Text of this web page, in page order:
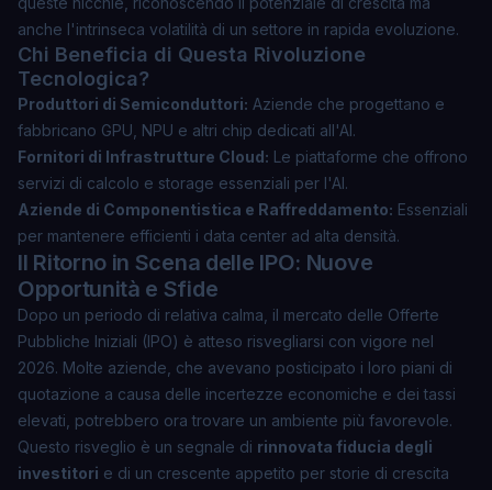
anche l'intrinseca volatilità di un settore in rapida evoluzione.
Chi Beneficia di Questa Rivoluzione
Tecnologica?
Produttori di Semiconduttori: Aziende che progettano e
fabbricano GPU, NPU e altri chip dedicati all'AI.
Fornitori di Infrastrutture Cloud: Le piattaforme che offrono
servizi di calcolo e storage essenziali per l'AI.
Aziende di Componentistica e Raffreddamento: Essenziali
per mantenere efficienti i data center ad alta densità.
Il Ritorno in Scena delle IPO: Nuove
Opportunità e Sfide
Dopo un periodo di relativa calma, il mercato delle Offerte
Pubbliche Iniziali (IPO) è atteso risvegliarsi con vigore nel
2026. Molte aziende, che avevano posticipato i loro piani di
quotazione a causa delle incertezze economiche e dei tassi
elevati, potrebbero ora trovare un ambiente più favorevole.
Questo risveglio è un segnale di rinnovata fiducia degli
investitori e di un crescente appetito per storie di crescita